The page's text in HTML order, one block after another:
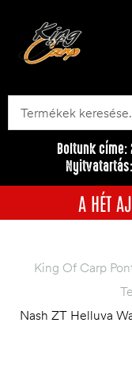
Boltunk címe:
A HÉT
King Of Carp
Nash ZT Helluva